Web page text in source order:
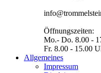
Öffnungszeiten:
Mo.- Do. 8.00 -
Fr. 8.00 - 15.00
Allgemeines
Impressum